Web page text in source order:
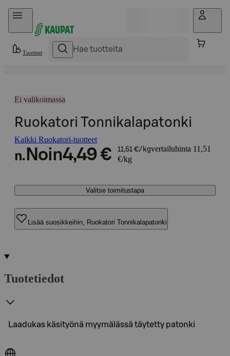
Hyppää sisältöön
Tuotteet
Ei valikoimassa
Ruokatori Tonnikalapatonki
Kaikki Ruokatori-tuotteet
n. Noin4,49 € 11,51 €/kgvertailuhinta 11,51
€/kg
Valitse toimitustapa
Lisää suosikkeihin, Ruokatori Tonnikalapatonki
Tuotetiedot
Laadukas käsityönä myymälässä täytetty patonki